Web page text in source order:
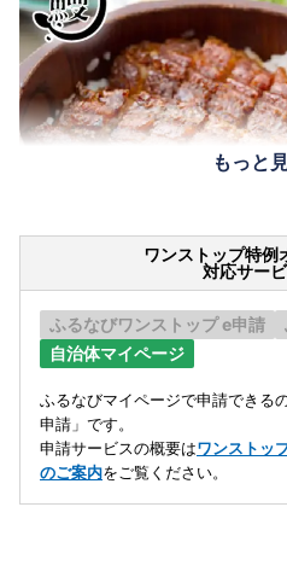
もっと
ワンストップ特例
対応サー
ふるなびワンストップ e申請
自治体マイページ
ふるなびマイページで申請できる
申請」です。
申請サービスの概要はワンストッ
のご案内をご覧ください。